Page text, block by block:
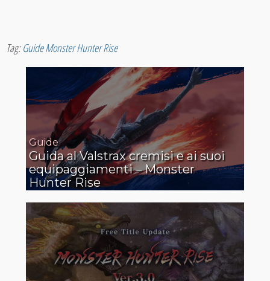
Tag:Guide Monster Hunter Rise
Guide
Guida al Valstrax cremisi e ai suoi
equipaggiamenti – Monster
Hunter Rise